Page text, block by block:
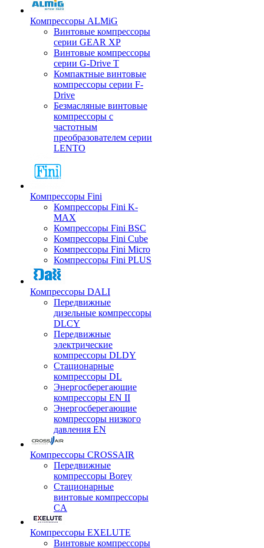
Компрессоры ALMiG
Винтовые компрессоры
серии GEAR XP
Винтовые компрессоры
серии G-Drive T
Компактные винтовые
компрессоры серии F-
Drive
Безмасляные винтовые
компрессоры с
частотным
преобразователем серии
LENTO
Компрессоры Fini
Компрессоры Fini K-
MAX
Компрессоры Fini BSC
Компрессоры Fini Cube
Компрессоры Fini Micro
Компрессоры Fini PLUS
Компрессоры DALI
Передвижные
дизельные компрессоры
DLCY
Передвижные
электрические
компрессоры DLDY
Стационарные
компрессоры DL
Энергосберегающие
компрессоры EN II
Энергосберегающие
компрессоры низкого
давления EN
Компрессоры CROSSAIR
Передвижные
компрессоры Borey
Стационарные
винтовые компрессоры
CA
Компрессоры EXELUTE
Винтовые компрессоры